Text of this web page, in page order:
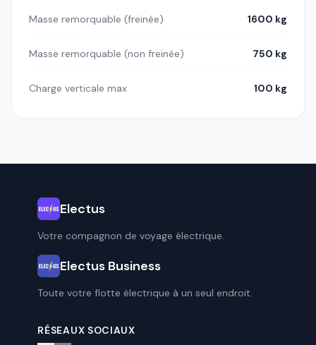
Masse remorquable (freinée) 1600 kg
Masse remorquable (non freinée) 750 kg
Charge verticale max 100 kg
Electus
Votre compagnon de voyage électrique.
Electus Business
Toute votre flotte électrique à un seul endroit.
RÉSEAUX SOCIAUX